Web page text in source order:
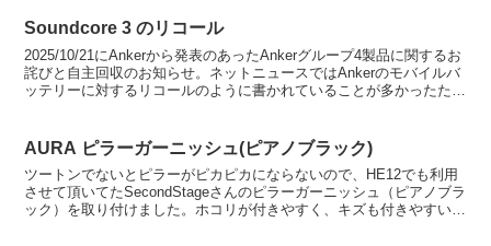
Soundcore 3 のリコール
2025/10/21にAnkerから発表のあったAnkerグループ4製品に関するお
詫びと自主回収のお知らせ。ネットニュースではAnkerのモバイルバ
ッテリーに対するリコールのように書かれていることが多かったため
AURA ピラーガーニッシュ(ピアノブラック)
ツートンでないとピラーがピカピカにならないので、HE12でも利用
させて頂いてたSecondStageさんのピラーガーニッシュ（ピアノブラ
ック）を取り付けました。ホコリが付きやすく、キズも付きやすいの